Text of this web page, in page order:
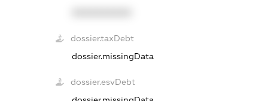
dossier.taxDebt
dossier.missingData
dossier.esvDebt